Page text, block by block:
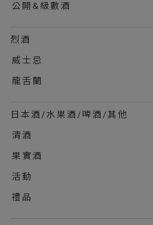
公開&級數酒
烈酒
威士忌
龍舌蘭
日本酒/水果酒/啤酒/其他
清酒
果實酒
活動
禮品